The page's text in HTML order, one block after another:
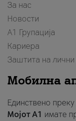
За нас
Новости
А1 Групација
Кариера
Заштита на
Мобилна
Единствено
Мојот A1 имате